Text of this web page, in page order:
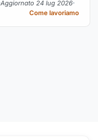
Aggiornato 24 lug 2026
Come lavoriamo